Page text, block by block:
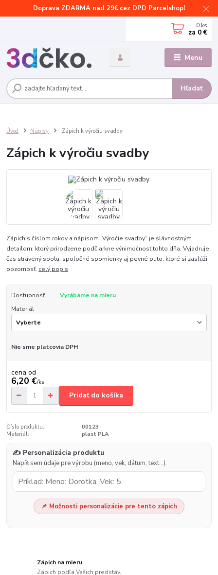
Doprava ZDARMA nad 29€ cez DPD Parcelshop!
Menu
Hľadať
0 ks
za 0 €
Úvod Nápisy Zápich k výročiu svadby
Zápich k výročiu svadby
Zápich s číslom rokov a nápisom „Výročie svadby“ je slávnostným
detailom, ktorý prirodzene podčiarkne výnimočnosť tohto dňa. Vyjadruje
čas strávený spolu, spoločné spomienky aj pevné puto, ktoré si zaslúži
pozornosť. celý popis
Dostupnosť
Vyrábame na mieru
Materiál
Nie sme platcovia DPH
cena od
6,20 €/ks
Pridať do košíka
Číslo produktu:
00123
Materiál:
plast PLA
✍️ Personalizácia produktu
Napíš sem údaje pre výrobu (meno, vek, dátum, text…).
📌 Možnosti personalizácie pre tento zápich
Zápich na mieru
Zápich podľa Vašich predstáv.